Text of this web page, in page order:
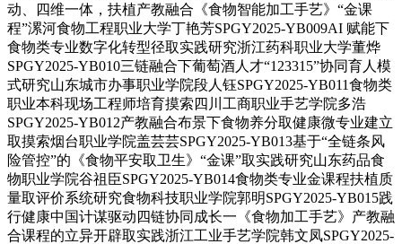
动、四维一体，扶植产教融合《食物智能加工手艺》“金课
程”漯河食物工程职业大学丁艳芳SPGY2025-YB009AI 赋能下
食物类专业数字化转型径取实践研究浙江药科职业大学董烨
SPGY2025-YB010三链融合下葡萄酒人才“123315”协同育人模
式研究山东城市办事职业学院段人钰SPGY2025-YB011食物类
职业本科现场工程师培育摸索四川工商职业手艺学院多浩
SPGY2025-YB012产教融合布景下食物养分取健康微专业建立
取摸索烟台职业学院盖芸芸SPGY2025-YB013基于“全链条风
险管控”的《食物平安取卫生》“金课”取实践研究山东药品食
物职业学院谷祖臣SPGY2025-YB014食物类专业金课程扶植质
量取评价系统研究食物科技职业学院郭明SPGY2025-YB015践
行健康中国计谋驱动四链协同成长一《食物加工手艺》产教融
合课程的立异开辟取实践浙江工业手艺学院韩文凤SPGY2025-